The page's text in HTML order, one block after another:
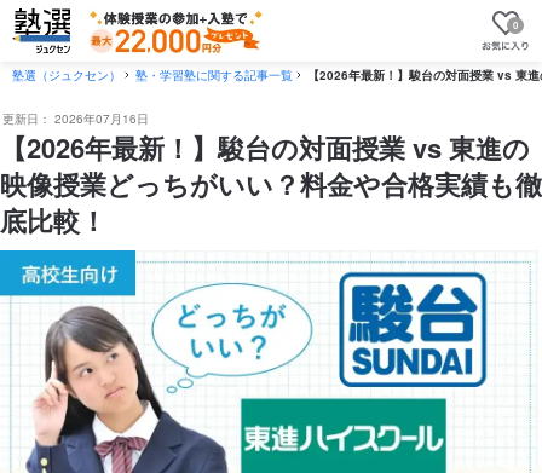
0
塾選（ジュクセン） 塾・学習塾に関する記事一覧 【2026年最新！】駿台の対面授業 vs 東
更新日： 2026年07月16日
【2026年最新！】駿台の対面授業 vs 東進の
映像授業どっちがいい？料金や合格実績も徹
底比較！